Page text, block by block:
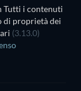
Tutti i contenuti
di proprietà dei
(3.13.0)